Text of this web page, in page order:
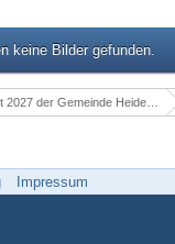
keine Bilder gefunden.
der Gemeinde Heidenrod
Impressum